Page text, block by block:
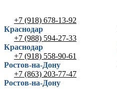
+7 (918) 678-13-92
Краснодар
+7 (988) 594-27-33
Краснодар
+7 (918) 558-90-61
Ростов-на-Дону
+7 (863) 203-77-47
Ростов-на-Дону